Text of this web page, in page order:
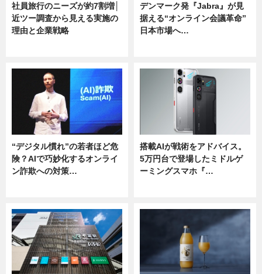
社員旅行のニーズが約7割増│
近ツー調査から見える実施の
理由と企業戦略
デンマーク発『Jabra』が見
据える“オンライン会議革命”
日本市場へ…
“デジタル慣れ”の若者ほど危
険？AIで巧妙化するオンライ
ン詐欺への対策…
搭載AIが戦術をアドバイス。
5万円台で登場したミドルゲ
ーミングスマホ『…